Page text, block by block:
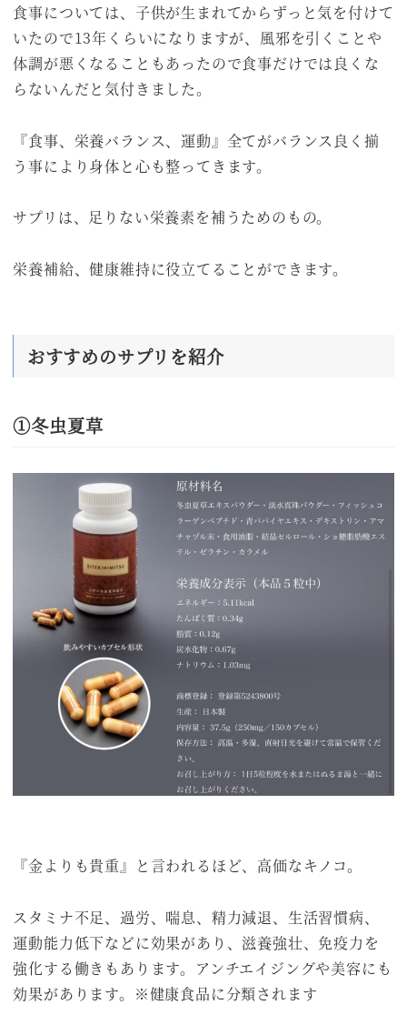
食事については、子供が生まれてからずっと気を付けて
いたので13年くらいになりますが、風邪を引くことや
体調が悪くなることもあったので食事だけでは良くな
らないんだと気付きました。
『食事、栄養バランス、運動』全てがバランス良く揃
う事により身体と心も整ってきます。
サプリは、足りない栄養素を補うためのもの。
栄養補給、健康維持に役立てることができます。
おすすめのサプリを紹介
①冬虫夏草
『金よりも貴重』と言われるほど、高価なキノコ。
スタミナ不足、過労、喘息、精力減退、生活習慣病、
運動能力低下などに効果があり、滋養強壮、免疫力を
強化する働きもあります。アンチエイジングや美容にも
効果があります。※健康食品に分類されます